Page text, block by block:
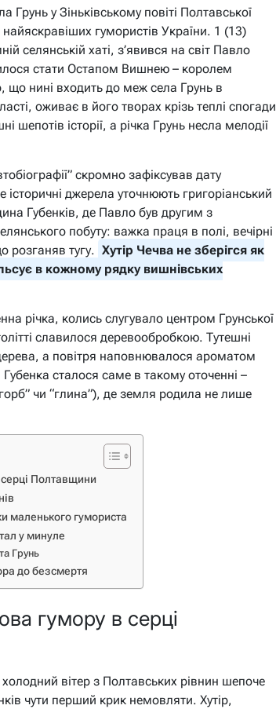
Грунь у Зіньківському повіті Полтавської
гумористів України. 1 (13)
селянській хаті, з’явився на світ Павло
стати Остапом Вишнею – королем
що нині входить до меж села Грунь в
оживає в його творах крізь теплі спогади
історії, а річка Грунь несла мелодії
скромно зафіксував дату
джерела уточнюють григоріанський
Губенків, де Павло був другим з
побуту: важка праця в полі, вечірні
розганяв тугу. Хутір Чечва не зберігся як
в кожному рядку вишнівських
річка, колись слугувало центром Грунської
славилося деревообробкою. Тутешні
а повітря наповнювалося ароматом
сталося саме в такому оточенні –
чи “глина”), де земля родила не лише
Полтавщини
маленького гумориста
у минуле
Грунь
до безсмертя
гумору в серці
холодний вітер з Полтавських рівнин шепоче
чути перший крик немовляти. Хутір,